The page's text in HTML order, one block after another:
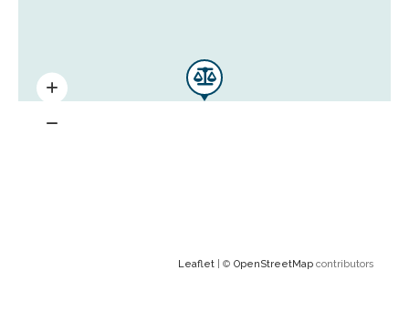
Leaflet | © OpenStreetMap contributors